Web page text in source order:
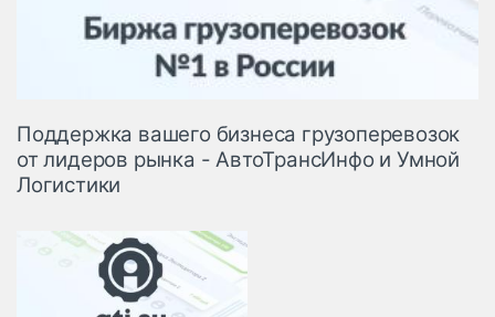
Поддержка вашего бизнеса грузоперевозок
от лидеров рынка - АвтоТрансИнфо и Умной
Логистики